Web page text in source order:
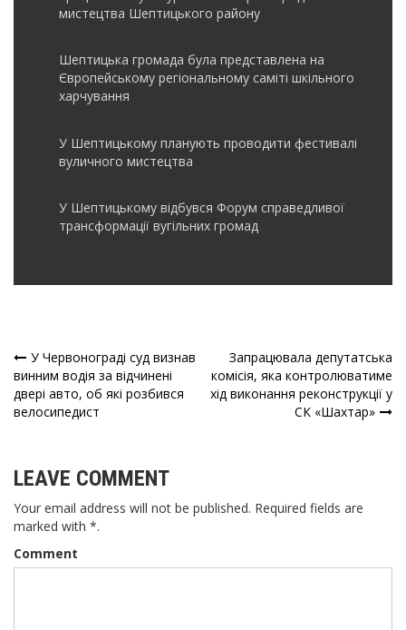
мистецтва Шептицького району
Шептицька громада була представлена на
Європейському регіональному саміті шкільного
харчування
У Шептицькому планують проводити фестивалі
вуличного мистецтва
У Шептицькому відбувся Форум справедливої
трансформації вугільних громад
Навігація
записів
У Червонограді суд визнав
винним водія за відчинені
двері авто, об які розбився
велосипедист
Запрацювала депутатська
комісія, яка контролюватиме
хід виконання реконструкції у
СК «Шахтар»
LEAVE COMMENT
Your email address will not be published. Required fields are
marked with *.
Comment